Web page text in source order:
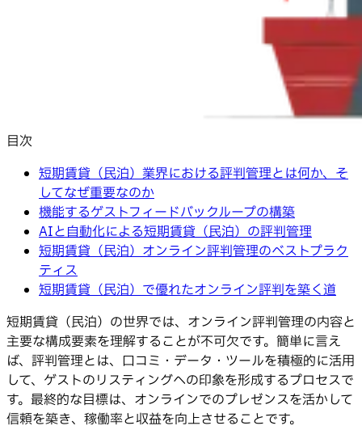
目次
短期賃貸（民泊）業界における評判管理とは何か、そ
してなぜ重要なのか
機能するゲストフィードバックループの構築
AIと自動化による短期賃貸（民泊）の評判管理
短期賃貸（民泊）オンライン評判管理のベストプラク
ティス
短期賃貸（民泊）で優れたオンライン評判を築く道
短期賃貸（民泊）の世界では、オンライン評判管理の内容と
主要な構成要素を理解することが不可欠です。簡単に言え
ば、評判管理とは、口コミ・データ・ツールを積極的に活用
して、ゲストのリスティングへの印象を形成するプロセスで
す。最終的な目標は、オンラインでのプレゼンスを活かして
信頼を築き、稼働率と収益を向上させることです。